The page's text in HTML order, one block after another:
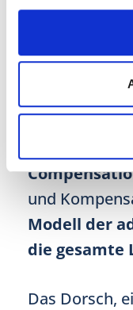
einflussreiche
Selection,
und
Modell der
die gesamte
Das Dorsch,